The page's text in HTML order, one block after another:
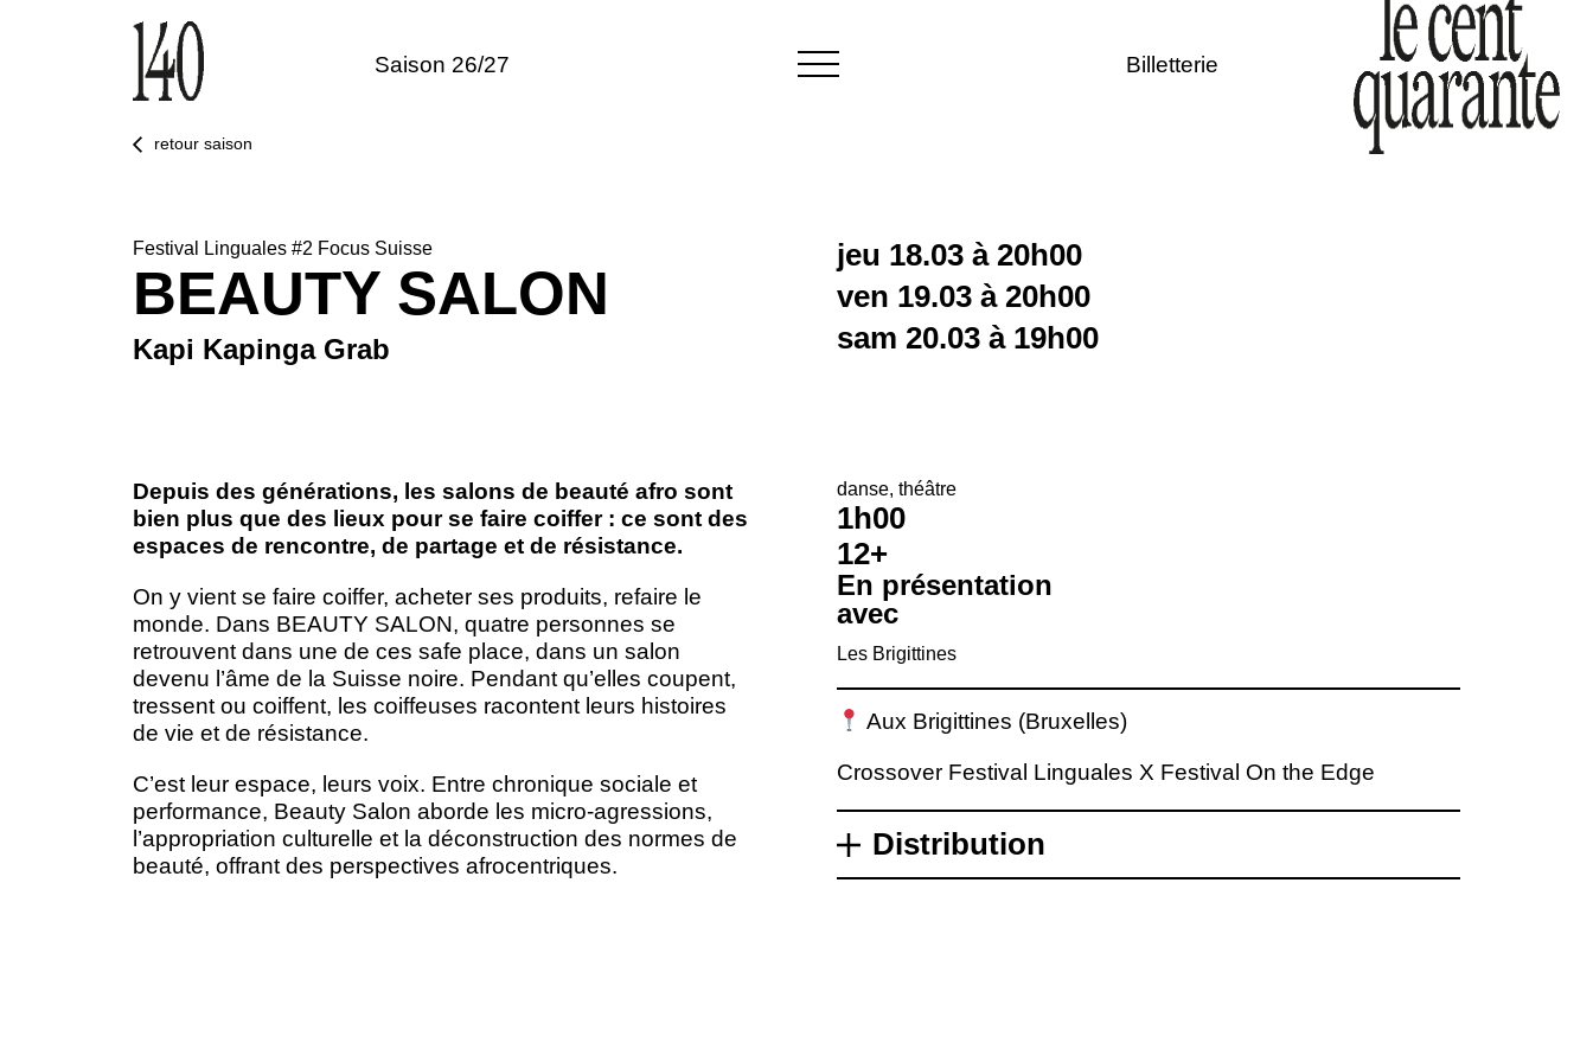
Saison 26/27 Billetterie
retour saison
Festival Linguales #2 Focus Suisse
BEAUTY SALON
Kapi Kapinga Grab
jeu 18.03 à 20h00
ven 19.03 à 20h00
sam 20.03 à 19h00
Depuis des générations, les salons de beauté afro sont
bien plus que des lieux pour se faire coiffer : ce sont des
espaces de rencontre, de partage et de résistance.
On y vient se faire coiffer, acheter ses produits, refaire le
monde. Dans BEAUTY SALON, quatre personnes se
retrouvent dans une de ces safe place, dans un salon
devenu l’âme de la Suisse noire. Pendant qu’elles coupent,
tressent ou coiffent, les coiffeuses racontent leurs histoires
de vie et de résistance.
C’est leur espace, leurs voix. Entre chronique sociale et
performance, Beauty Salon aborde les micro-agressions,
l’appropriation culturelle et la déconstruction des normes de
beauté, offrant des perspectives afrocentriques.
danse théâtre
1h00
12+
En présentation
avec
Les Brigittines
Aux Brigittines (Bruxelles)
Crossover Festival Linguales X Festival On the Edge
Distribution